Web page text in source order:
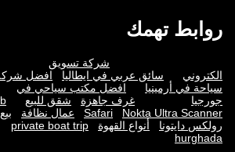
روابط تهمك
شركة تسويق
الكتروني
سائق عربي في ايطاليا
افضل
سياحة في أرمينيا
افضل مكتب سياحي في
جورجيا
غرف جاهزة شقق للبيع
Safari
Nokta Ultra Scanner عمال نظافة
بيع
رولكس دايتونا
أنواع القهوة
private boat trip
hurghada